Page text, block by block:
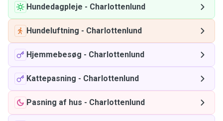
Hundedagpleje - Charlottenlund
Hundeluftning - Charlottenlund
Hjemmebesøg - Charlottenlund
Kattepasning - Charlottenlund
Pasning af hus - Charlottenlund